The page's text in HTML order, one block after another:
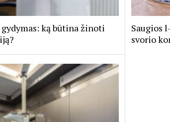
ką būtina žinoti
Saugios
svorio